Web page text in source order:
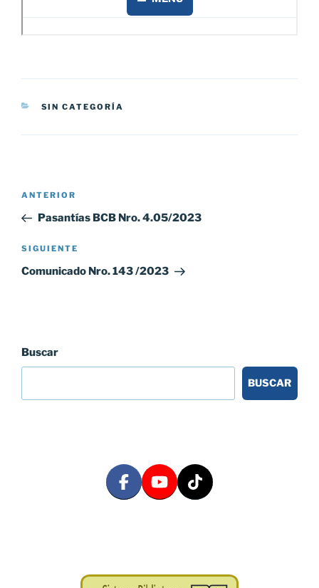
CATEGORÍAS
SIN CATEGORÍA
Navegación
entradas
Entrada
anterior:
ANTERIOR
Pasantías BCB Nro. 4.05/2023
Siguiente
entrada
SIGUIENTE
Comunicado Nro. 143 /2023
Buscar
BUSCAR